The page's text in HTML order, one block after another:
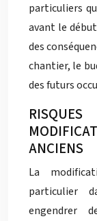
particuliers
avant le
des
chantier, le
des futurs
ANCIENS
La
particulier
engendrer